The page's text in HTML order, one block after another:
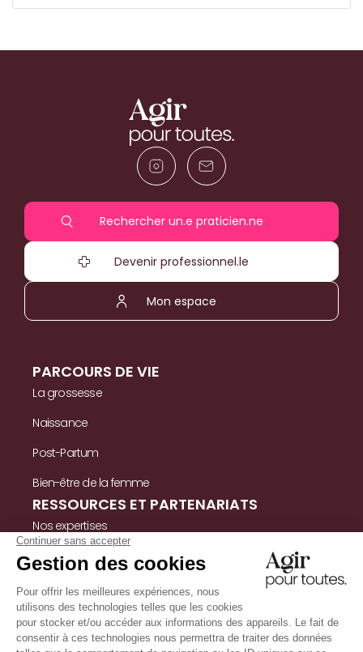
Rechercher un.e praticien.ne
Devenir professionnel.le
Mon espace
PARCOURS DE VIE
La grossesse
Naissance
Post-Partum
Bien-être de la femme
RESSOURCES ET PARTENARIATS
Nos expertises
Nos ressources
Témoignages
Nous contacter
INFORMATIONS